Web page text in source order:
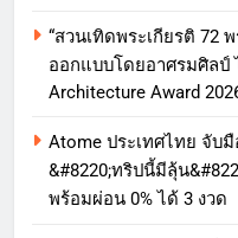
“สวนเทิดพระเกียรติ 72
ออกแบบโดยอาศรมศิลป์
Architecture Award
Atome ประเทศไทย จับ
&#8220;ทริปนี้มีลุ้น
พร้อมผ่อน 0% ได้ 3 งวด